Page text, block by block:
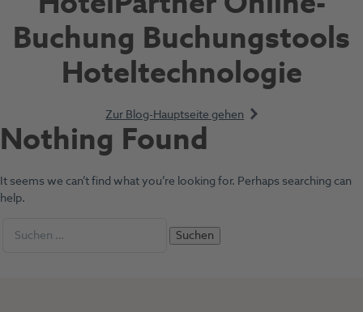
Buchung Buchungstools
Hoteltechnologie
Zur Blog-Hauptseite gehen
Nothing Found
It seems we can’t find what you’re looking for. Perhaps searching can
help.